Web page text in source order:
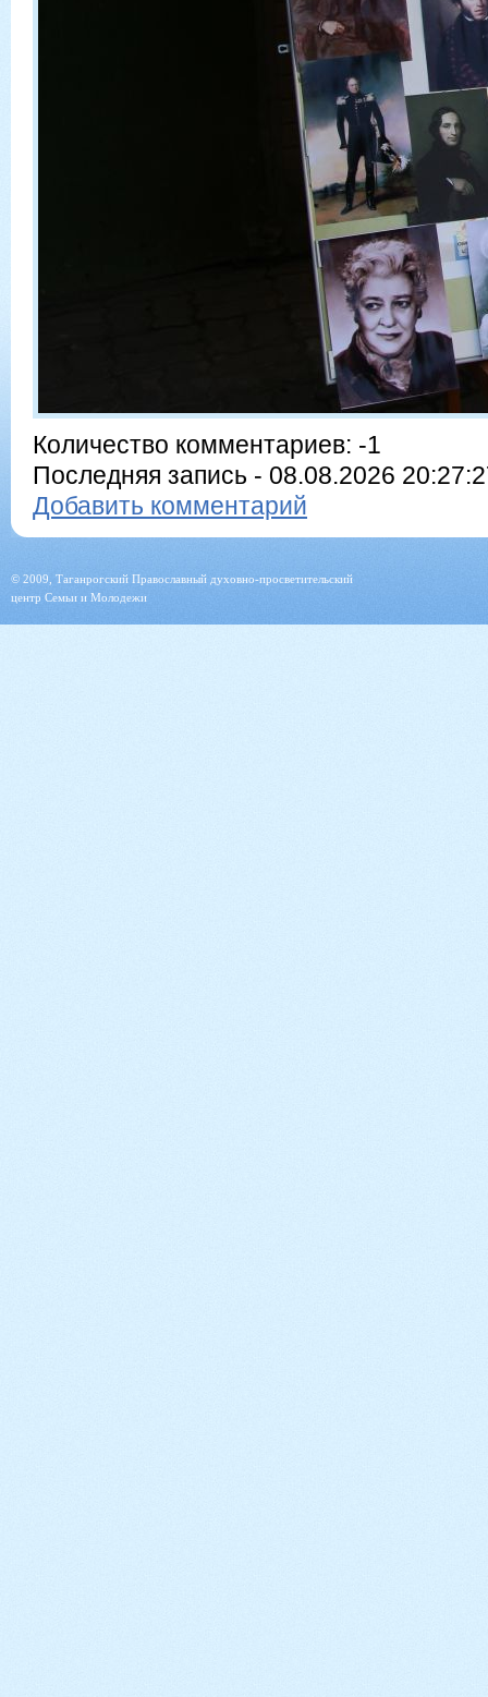
Количество комментариев: -1
Последняя запись - 08.08.2026
Добавить комментарий
© 2009, Таганрогский Православный духовно-просветительский
центр Семьи и Молодежи